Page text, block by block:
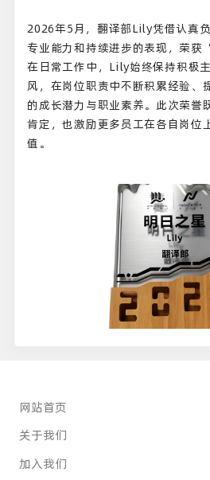
2026年5月，翻译部Lily凭借认真
专业能力和持续进步的表现，荣获
在日常工作中，Lily始终保持积极
风，在岗位职责中不断积累经验、
的成长潜力与职业素养。此次荣誉
肯定，也激励更多员工在各自岗位
值。
网站首页
关于我们
加入我们